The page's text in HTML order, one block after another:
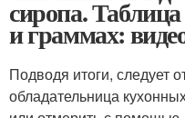
сиропа.
и граммах:
Подводя итоги, следует
обладательница